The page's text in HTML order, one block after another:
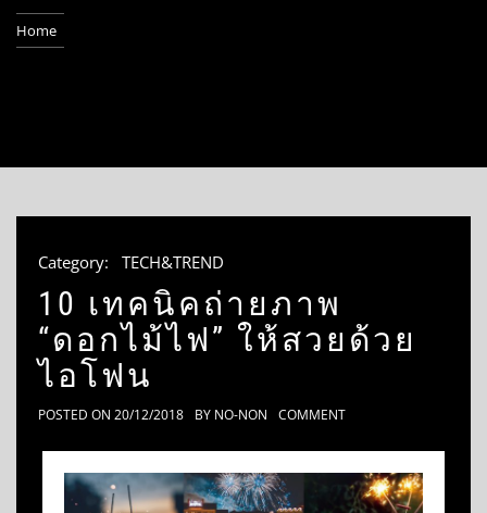
Home
Category: TECH&TREND
10 เทคนิคถ่ายภาพ
“ดอกไม้ไฟ” ให้สวยด้วย
ไอโฟน
POSTED ON 20/12/2018 BY NO-NON COMMENT